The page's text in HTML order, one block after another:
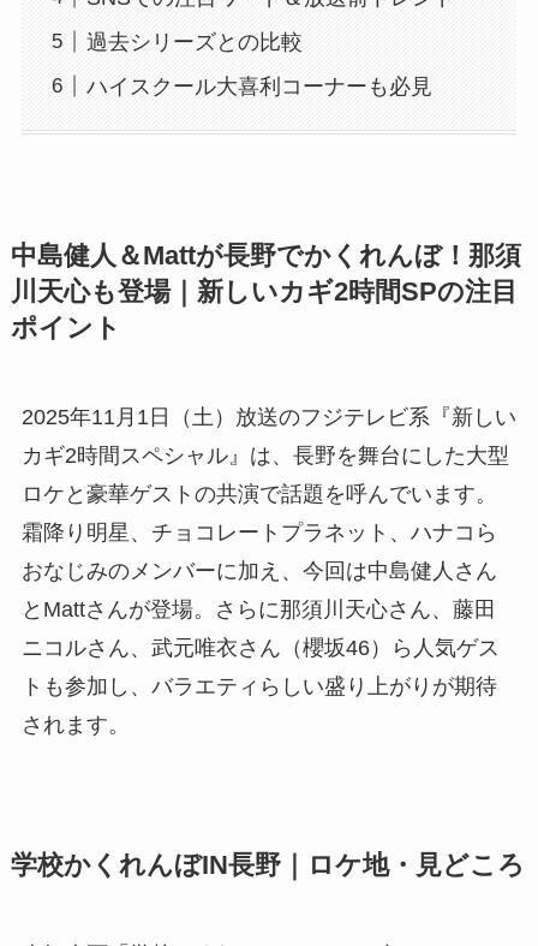
過去シリーズとの比較
ハイスクール大喜利コーナーも必見
中島健人＆Mattが長野でかくれんぼ！那須
川天心も登場｜新しいカギ2時間SPの注目
ポイント
2025年11月1日（土）放送のフジテレビ系『新しい
カギ2時間スペシャル』は、長野を舞台にした大型
ロケと豪華ゲストの共演で話題を呼んでいます。
霜降り明星、チョコレートプラネット、ハナコら
おなじみのメンバーに加え、今回は中島健人さん
とMattさんが登場。さらに那須川天心さん、藤田
ニコルさん、武元唯衣さん（櫻坂46）ら人気ゲス
トも参加し、バラエティらしい盛り上がりが期待
されます。
学校かくれんぼIN長野｜ロケ地・見どころ